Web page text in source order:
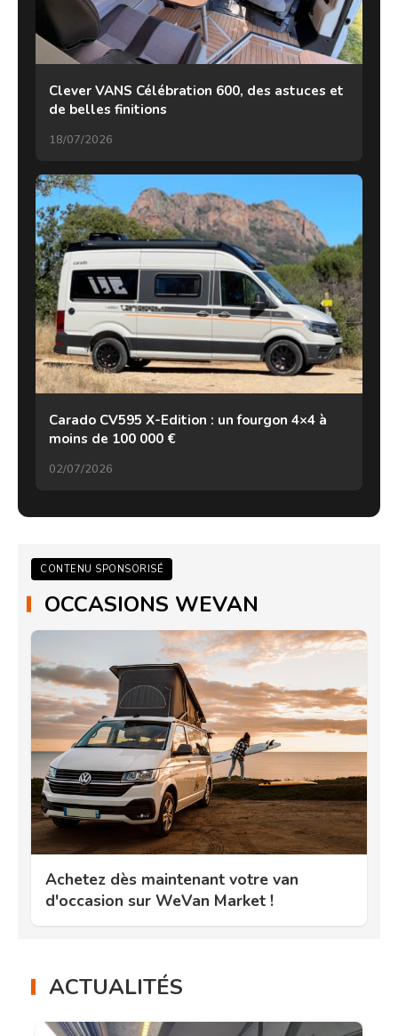
Clever VANS Célébration 600, des astuces et
de belles finitions
18/07/2026
Carado CV595 X-Edition : un fourgon 4×4 à
moins de 100 000 €
02/07/2026
CONTENU SPONSORISÉ
OCCASIONS WEVAN
Achetez dès maintenant votre van
d'occasion sur WeVan Market !
ACTUALITÉS